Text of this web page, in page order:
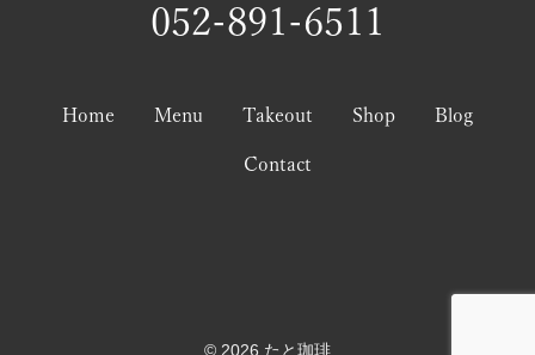
052-891-6511
Home Menu Takeout Shop Blog
Contact
© 2026 たと珈琲